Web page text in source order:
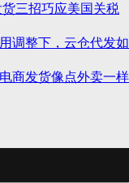
三招巧应美国关税
调整下，云仓代发如
商发货像点外卖一样